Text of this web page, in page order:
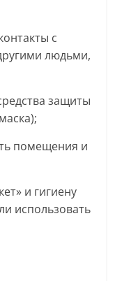
с
людьми,
защиты
помещения и
и гигиену
использовать